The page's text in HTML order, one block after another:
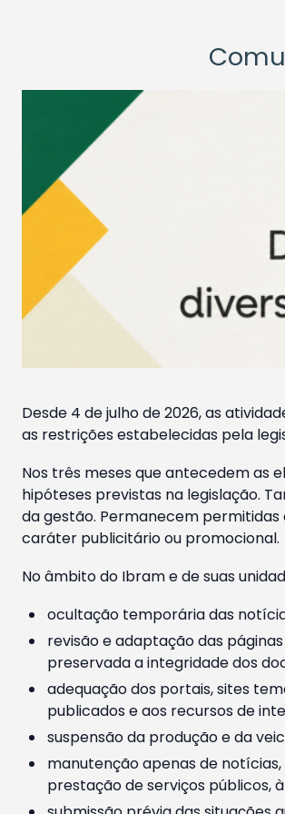
Desde 4 de julho de 2026, as
as restrições estabelecidas pela
Nos três meses que antecedem as
hipóteses previstas na legislação.
da gestão. Permanecem
caráter publicitário ou promocional.
No âmbito do Ibram e de suas
ocultação temporária das
revisão e adaptação das
preservada a integridade dos
adequação dos portais, sites
publicados e aos recursos de
suspensão da produção e da
manutenção apenas de
prestação de serviços públicos,